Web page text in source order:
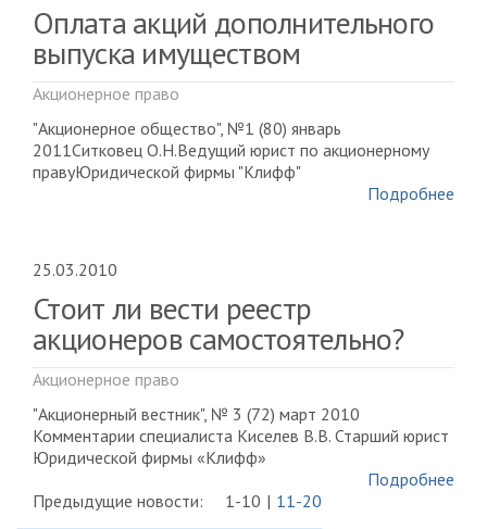
Оплата акций дополнительного
выпуска имуществом
Акционерное право
"Акционерное общество", №1 (80) январь
2011Ситковец О.Н.Ведущий юрист по акционерному
правуЮридической фирмы "Клифф"
Подробнее
25.03.2010
Стоит ли вести реестр
акционеров самостоятельно?
Акционерное право
"Акционерный вестник", № 3 (72) март 2010
Комментарии специалиста Киселев В.В. Старший юрист
Юридической фирмы «Клифф»
Подробнее
Предыдущие новости:
1-10 11-20